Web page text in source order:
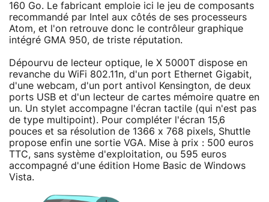
160 Go. Le fabricant emploie ici le jeu de composants
recommandé par Intel aux côtés de ses processeurs
Atom, et l'on retrouve donc le contrôleur graphique
intégré GMA 950, de triste réputation.
Dépourvu de lecteur optique, le X 5000T dispose en
revanche du WiFi 802.11n, d'un port Ethernet Gigabit,
d'une webcam, d'un port antivol Kensington, de deux
ports USB et d'un lecteur de cartes mémoire quatre en
un. Un stylet accompagne l'écran tactile (qui n'est pas
de type multipoint). Pour compléter l'écran 15,6
pouces et sa résolution de 1366 x 768 pixels, Shuttle
propose enfin une sortie VGA. Mise à prix : 500 euros
TTC, sans système d'exploitation, ou 595 euros
accompagné d'une édition Home Basic de Windows
Vista.